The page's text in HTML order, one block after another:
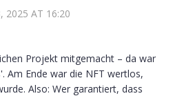
2025 AT 16:20
Projekt mitgemacht – da war
Am Ende war die NFT wertlos,
Also: Wer garantiert, dass